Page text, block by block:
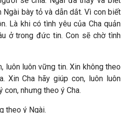
Ngài bày tỏ và dẫn dắt. Vì con biết
Là khi có tình yêu của Cha quản
ở trong đức tin. Con sẽ chờ tình
luôn luôn vững tin. Xin không theo
Xin Cha hãy giúp con, luôn luôn
con, nhưng theo ý Cha.
theo ý Ngài.